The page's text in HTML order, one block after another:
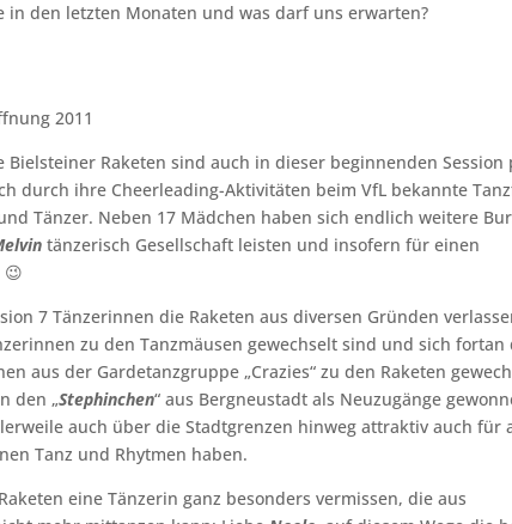
in den letzten Monaten und was darf uns erwarten?
Raketen sind auch in dieser beginnenden Session
durch ihre Cheerleading-Aktivitäten beim VfL bekannte
Tänzer. Neben 17 Mädchen haben sich endlich weitere
tänzerisch Gesellschaft leisten und insofern für einen
7 Tänzerinnen die Raketen aus diversen Gründen
zu den Tanzmäusen gewechselt sind und sich fortan
aus der Gardetanzgruppe „Crazies“ zu den Raketen
den „Stephinchen“ aus Bergneustadt als Neuzugänge
auch über die Stadtgrenzen hinweg attraktiv auch für
Tanz und Rhytmen haben.
Raketen eine Tänzerin ganz besonders vermissen, die aus